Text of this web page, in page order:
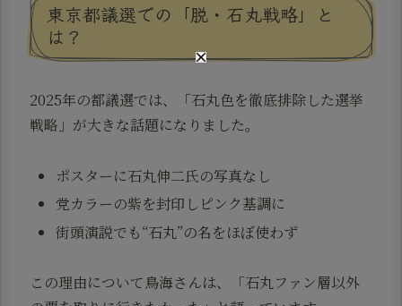
東京都議選での「脱・石丸戦略」と
は？
2025年の都議選では、「石丸色を徹底排除した選挙
戦略」が大きな話題になりました。
ポスターに石丸伸二氏の写真なし
党カラーの紫を封印しピンク基調に
街頭演説でも“石丸”の名をほぼ使わず
この理由について鳥海さんは、「石丸ファン層以外